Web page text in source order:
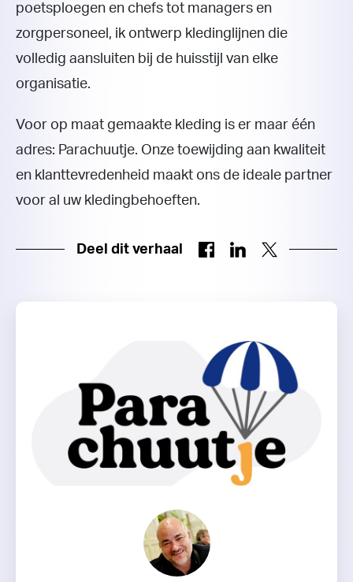
poetsploegen en chefs tot managers en
zorgpersoneel, ik ontwerp kledinglijnen die
volledig aansluiten bij de huisstijl van elke
organisatie.
Voor op maat gemaakte kleding is er maar één
adres: Parachuutje. Onze toewijding aan kwaliteit
en klanttevredenheid maakt ons de ideale partner
voor al uw kledingbehoeften.
Deel dit verhaal